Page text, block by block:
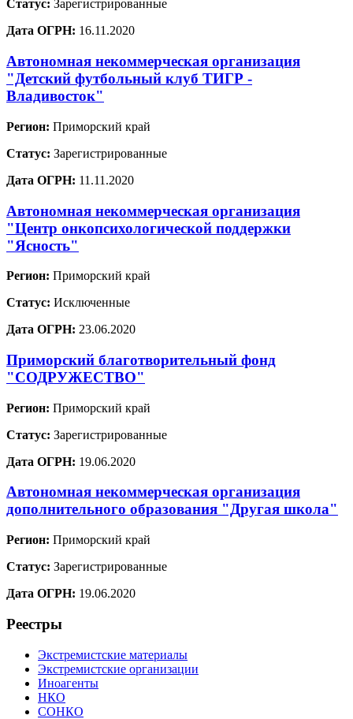
Статус: Зарегистрированные
Дата ОГРН: 16.11.2020
Автономная некоммерческая организация
"Детский футбольный клуб ТИГР -
Владивосток"
Регион: Приморский край
Статус: Зарегистрированные
Дата ОГРН: 11.11.2020
Автономная некоммерческая организация
"Центр онкопсихологической поддержки
"Ясность"
Регион: Приморский край
Статус: Исключенные
Дата ОГРН: 23.06.2020
Приморский благотворительный фонд
"СОДРУЖЕСТВО"
Регион: Приморский край
Статус: Зарегистрированные
Дата ОГРН: 19.06.2020
Автономная некоммерческая организация
дополнительного образования "Другая школа"
Регион: Приморский край
Статус: Зарегистрированные
Дата ОГРН: 19.06.2020
Реестры
Экстремистские материалы
Экстремистские организации
Иноагенты
НКО
СОНКО